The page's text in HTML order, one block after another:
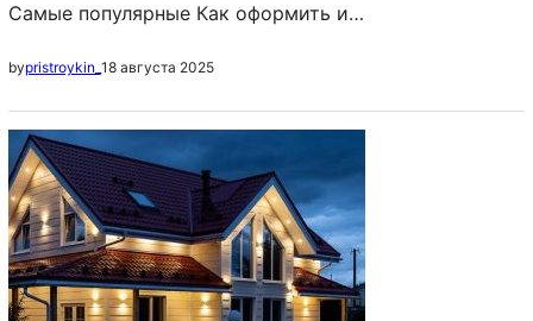
Самые популярные Как оформить и
Постройка дома с нуля: с чего начать и как
построить своими руками, пошаговая инструкция
Идеи планировки частных домов: схема
расположения комнат, примеры, фото Содержание: 1.
Прораб для строительства частного дома —
особенности 2. Признаки профессионализма
частного прораба 3.…
bypristroykin_ 18 августа 2025